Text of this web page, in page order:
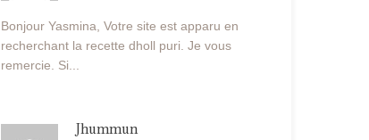
Bonjour Yasmina, Votre site est apparu en
recherchant la recette dholl puri. Je vous
remercie. Si...
Jhummun